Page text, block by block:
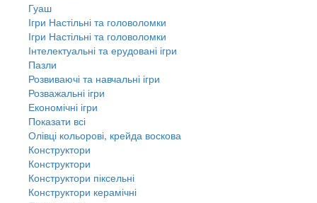
Гуаш
Ігри Настільні та головоломки
Ігри Настільні та головоломки
Інтелектуальні та ерудовані ігри
Пазли
Розвиваючі та навчальні ігри
Розважальні ігри
Економічні ігри
Показати всі
Олівці кольорові, крейда воскова
Конструктори
Конструктори
Конструктори піксельні
Конструктори керамічні